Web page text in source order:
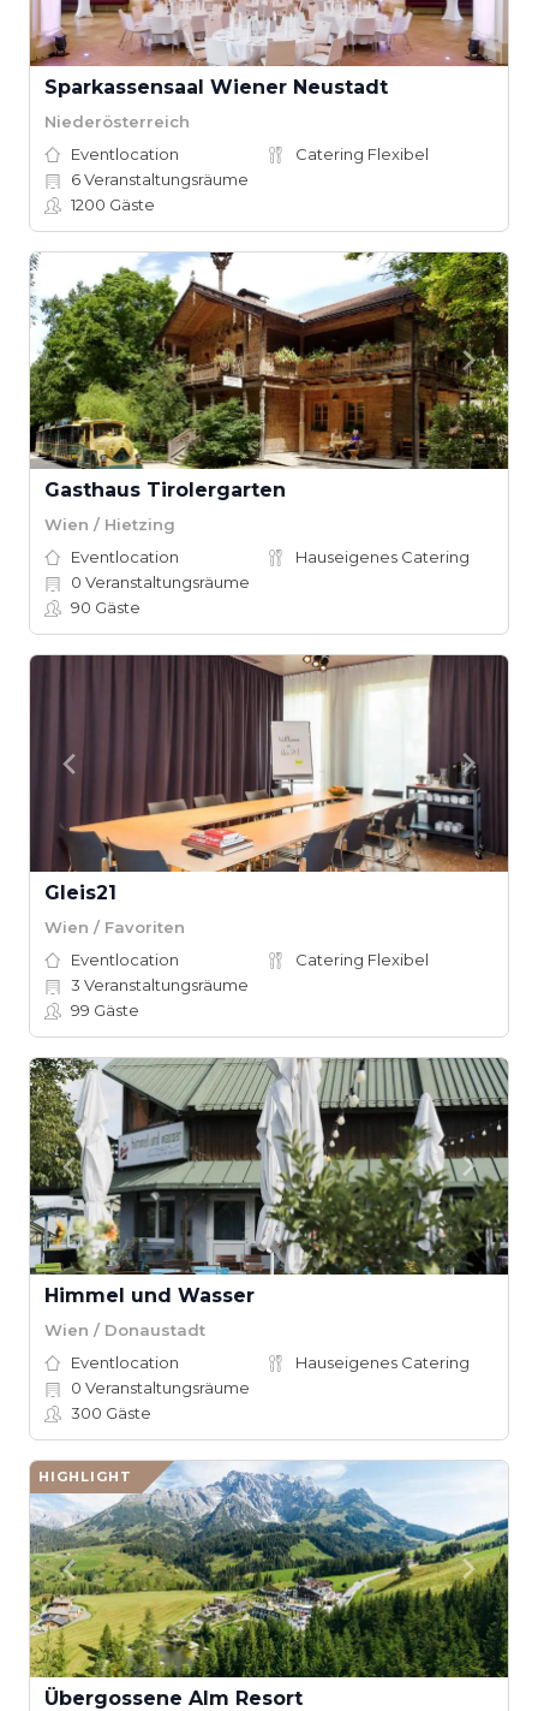
Sparkassensaal Wiener Neustadt
Niederösterreich
Eventlocation
Catering Flexibel
6Veranstaltungsräume
1200 Gäste
Gasthaus Tirolergarten
Wien / Hietzing
Eventlocation
Hauseigenes Catering
0 Veranstaltungsräume
90 Gäste
Gleis21
Wien / Favoriten
Eventlocation
Catering Flexibel
3 Veranstaltungsräume
99 Gäste
Himmel und Wasser
Wien / Donaustadt
Eventlocation
Hauseigenes Catering
0 Veranstaltungsräume
300 Gäste
HIGHLIGHT
Übergossene Alm Resort